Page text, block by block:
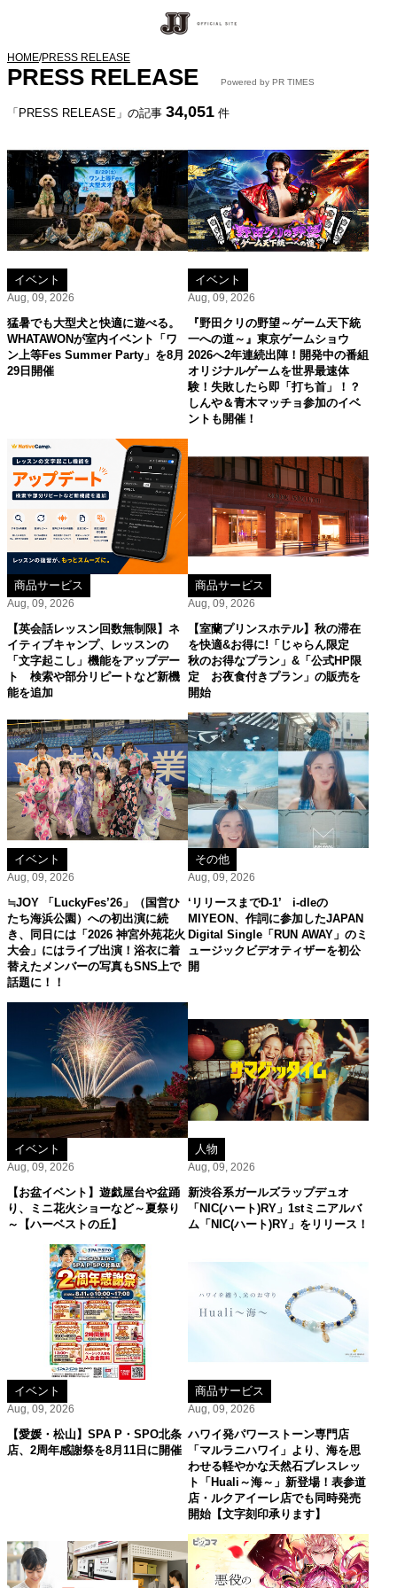
HOME/PRESS RELEASE
PRESS RELEASE Powered by PR TIMES
「PRESS RELEASE」の記事 34,051 件
イベント
Aug, 09, 2026
猛暑でも大型犬と快適に遊べる。
WHATAWONが室内イベント「ワ
ン上等Fes Summer Party」を8月
29日開催
イベント
Aug, 09, 2026
『野田クリの野望～ゲーム天下統
一への道～』東京ゲームショウ
2026へ2年連続出陣！開発中の番組
オリジナルゲームを世界最速体
験！失敗したら即「打ち首」！？
しんや＆青木マッチョ参加のイベ
ントも開催！
商品サービス
Aug, 09, 2026
【英会話レッスン回数無制限】ネ
イティブキャンプ、レッスンの
「文字起こし」機能をアップデー
ト 検索や部分リピートなど新機
能を追加
商品サービス
Aug, 09, 2026
【室蘭プリンスホテル】秋の滞在
を快適&お得に!「じゃらん限定
秋のお得なプラン」&「公式HP限
定 お夜食付きプラン」の販売を
開始
イベント
Aug, 09, 2026
≒JOY 「LuckyFes’26」（国営ひ
たち海浜公園）への初出演に続
き、同日には「2026 神宮外苑花火
大会」にはライブ出演！浴衣に着
替えたメンバーの写真もSNS上で
話題に！！
その他
Aug, 09, 2026
‘リリースまでD-1’ i-dleの
MIYEON、作詞に参加したJAPAN
Digital Single「RUN AWAY」のミ
ュージックビデオティザーを初公
開
イベント
Aug, 09, 2026
【お盆イベント】遊戯屋台や盆踊
り、ミニ花火ショーなど～夏祭り
～【ハーベストの丘】
人物
Aug, 09, 2026
新渋谷系ガールズラップデュオ
「NIC(ハート)RY」1stミニアルバ
ム「NIC(ハート)RY」をリリース！
イベント
Aug, 09, 2026
【愛媛・松山】SPA P・SPO北条
店、2周年感謝祭を8月11日に開催
商品サービス
Aug, 09, 2026
ハワイ発パワーストーン専門店
「マルラニハワイ」より、海を思
わせる軽やかな天然石ブレスレッ
ト「Huali～海～」新登場！表参道
店・ルクアイーレ店でも同時発売
開始【文字刻印承ります】